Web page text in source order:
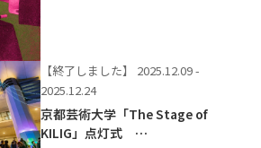
【終了しました】
2025.12.09 -
2025.12.24
京都芸術大学「The Stage of
KILIG」点灯式 …